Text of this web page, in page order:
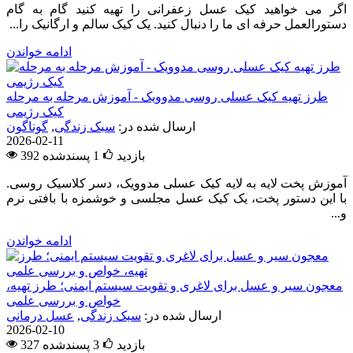
اگر می خواهید کیک عسل زعفرانی را تهیه کنید گام به گام
دستورالعمل حرفه ای ما را دنبال کنید. یک کیک سالم و ارگانیک را...
ادامه خواندن
طرز تهیه کیک عسلی روسی مدوویک - آموزش مرحله به مرحله
کیک رژیمی
ارسال شده در: سبک زندگی, گوناگون
2026-02-11
392 بازدید
1 پسندشده
آموزش پخت لایه به لایه کیک عسلی مدوویک، دسر کلاسیک روسی.
با این دستور پخت، یک کیک عسل مجلسی و خوشمزه با بافتی نرم
و...
ادامه خواندن
معجون سیر و عسل برای لاغری و تقویت سیستم ایمنی؛ طرز تهیه،
خواص و بررسی علمی
ارسال شده در: سبک زندگی, عسل درمانی
2026-02-10
327 بازدید
3 پسندشده